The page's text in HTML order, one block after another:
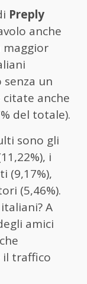
Preply
anche
maggior
un
anche
del totale).
sono gli
i
(9,17%),
(5,46%).
A
amici
il traffico